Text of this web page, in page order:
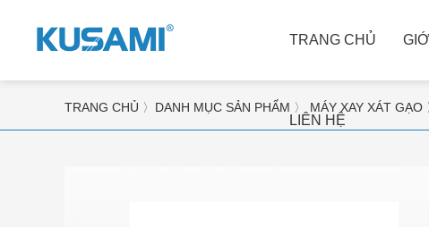
TRANG CHỦ
MÁY TÁCH MÀU
LIÊN HỆ
TRANG CHỦ 〉 DANH MỤC SẢN PHẨM 〉 MÁY XAY XÁT GẠO